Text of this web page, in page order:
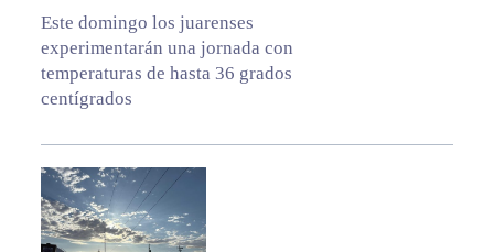
Este domingo los juarenses
experimentarán una jornada con
temperaturas de hasta 36 grados
centígrados